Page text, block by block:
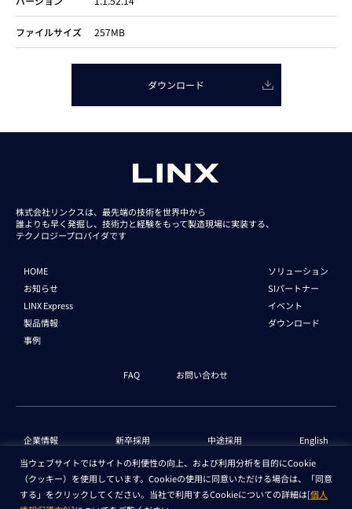
ファイルサイズ 257MB
ダウンロード
株式会社リンクスは、最先端の技術を世界中から
誰よりも早く発掘し、技術力と経験をもって製造現場に実装する、
テクノロジープロバイダです
HOME
お知らせ
LINX Express
製品情報
事例
ソリューション
SIパートナー
イベント
ダウンロード
FAQ お問い合わせ
企業情報 新卒採用 中途採用 English
個人情報保護法 情報 セキュリティ基本方針
当ウェブサイトではサイトの利便性の向上、および利用分析を目的にCookie
（クッキー）を使用しています。Cookieの使用に同意いただける場合は、「同意
する」をクリックしてください。当社で利用するCookieについての詳細は[個人